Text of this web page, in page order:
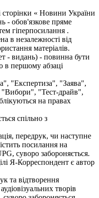
сторінки « Новини України
- обов'язкове пряме
гіперпосилання .
в незалежності від
матеріалів.
- видань) - повинна бути
в першому абзаці
"Експертиза", "Заява",
"Тест-драйв",
на правах
спільно з
передрук, чи наступне
посилання на
суворо забороняється.
Я-Корреспондент є автор
та відтворення
творів